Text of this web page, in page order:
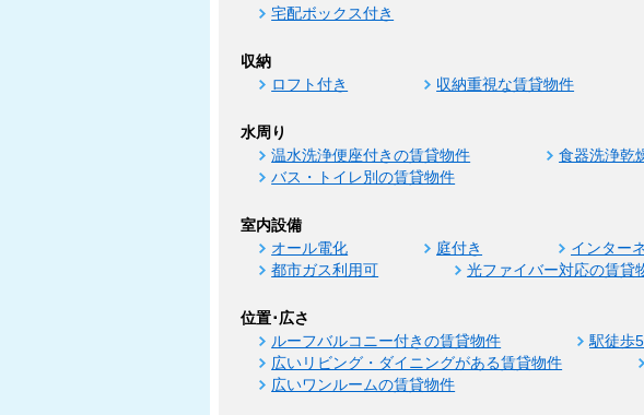
宅配ボックス付き
収納
ロフト付き 収納重視な賃貸物件
水周り
温水洗浄便座付きの賃貸物件 食器洗浄乾
バス・トイレ別の賃貸物件
室内設備
オール電化 庭付き インター
都市ガス利用可
光ファイバー対応の賃貸
位置･広さ
ルーフバルコニー付きの賃貸物件 駅徒歩
広いリビング・ダイニングがある賃貸物件
広いワンルームの賃貸物件